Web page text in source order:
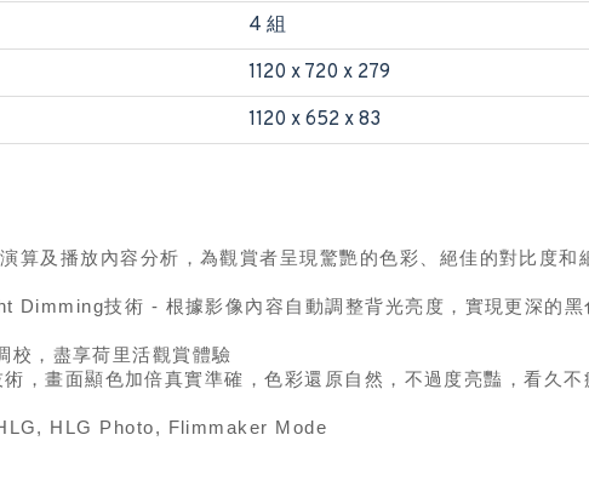
4 組
1120 x 720 x 279
1120 x 652 x 83
及播放內容分析，為觀賞者呈現驚艷的色彩、絕佳的對比度和
技術 - 根據影像內容自動調整背光亮度，實現更深的黑
校，盡享荷里活觀賞體驗
畫面顯色加倍真實準確，色彩還原自然，不過度亮豔，看久不
HLG Photo, Flimmaker Mode